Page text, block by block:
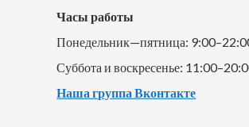
Часы работы
Понедельник—пятница:
Суббота и воскресенье:
Наша группа Вконтакте